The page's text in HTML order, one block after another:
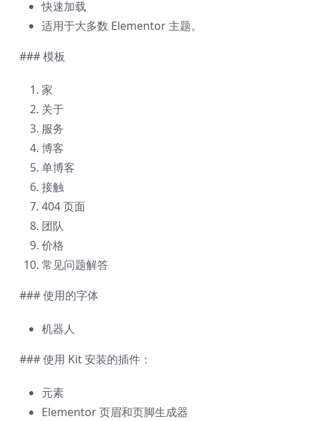
快速加载
适用于大多数 Elementor 主题。
### 模板
家
关于
服务
博客
单博客
接触
404 页面
团队
价格
常见问题解答
### 使用的字体
机器人
### 使用 Kit 安装的插件：
元素
Elementor 页眉和页脚生成器